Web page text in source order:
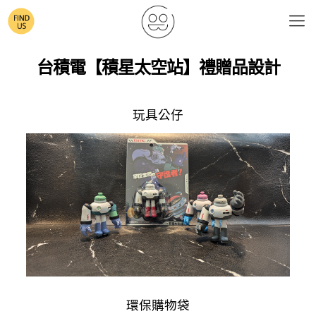
台積電【積星太空站】禮贈品設計
玩具公仔
環保購物袋